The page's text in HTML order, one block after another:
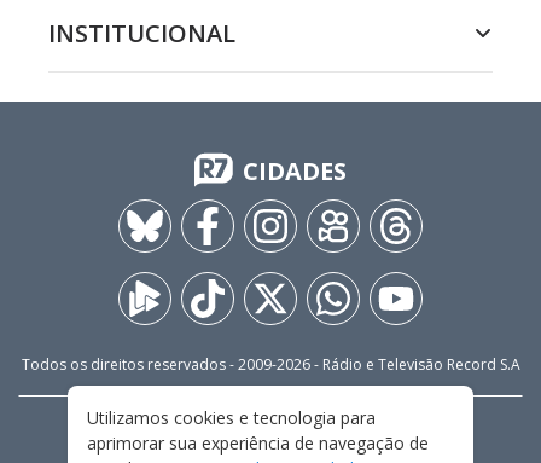
INSTITUCIONAL
CIDADES
Todos os direitos reservados - 2009-2026- Rádio e Televisão Record S.A
FALE CONOSCO
PRIVACIDADE
Utilizamos cookies e tecnologia para
aprimorar sua experiência de navegação de